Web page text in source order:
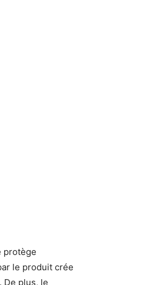
protège
le produit crée
De plus, le